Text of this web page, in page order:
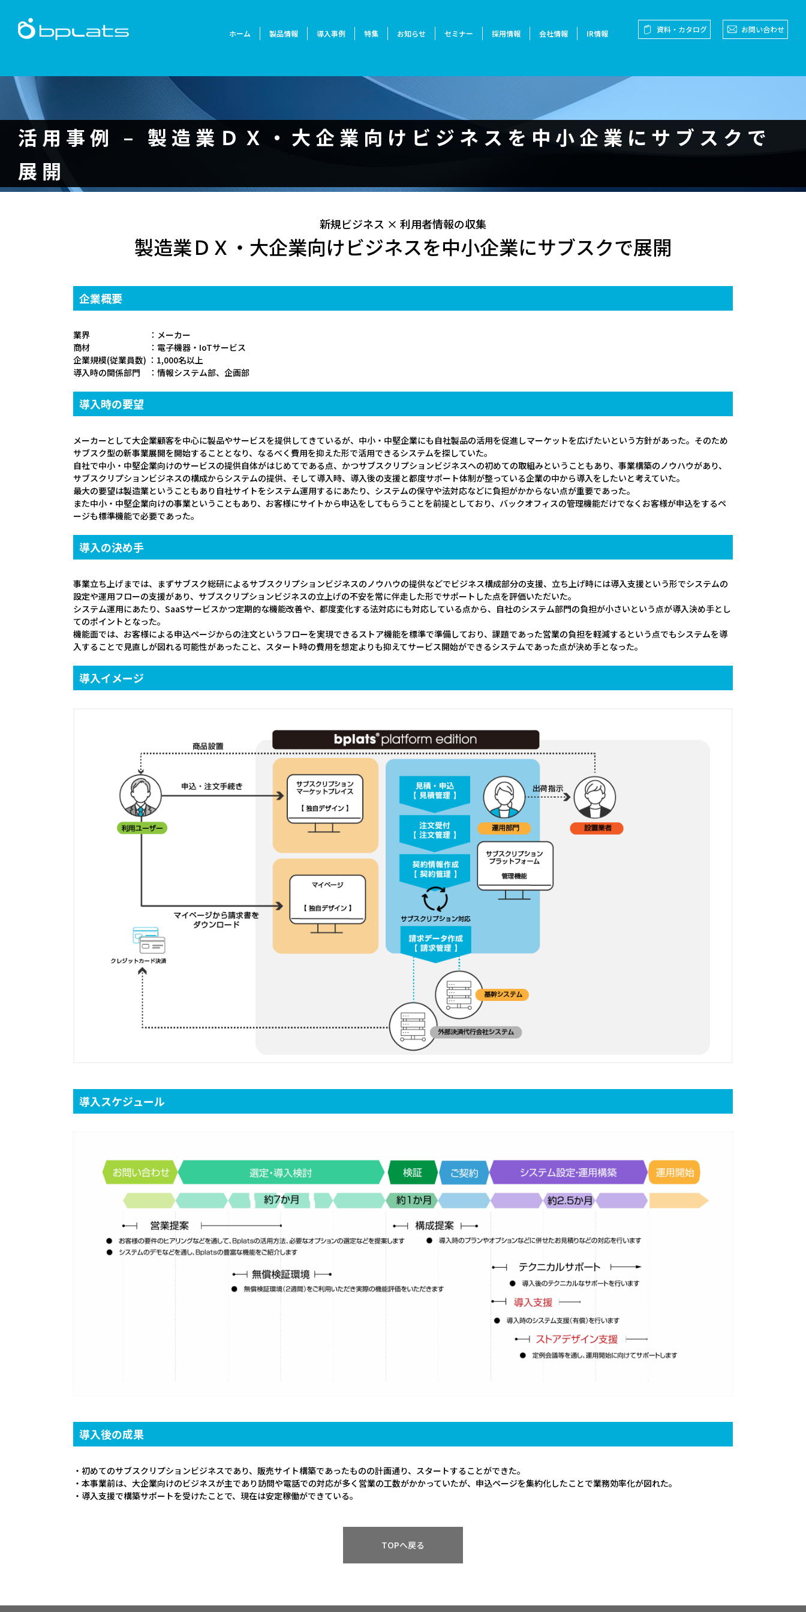
資料・カタログ お問い合わせ
ホーム 製品情報 導入事例 特集 お知らせ セミナー 採用情報 会社情報 IR情報
活用事例 – 製造業ＤＸ・大企業向けビジネスを中小企業にサブスクで
展開
新規ビジネス × 利用者情報の収集
製造業ＤＸ・大企業向けビジネスを中小企業にサブスクで展開
企業概要
業界 ：メーカー
商材 ：電子機器・IoTサービス
企業規模(従業員数) ：1,000名以上
導入時の関係部門 ：情報システム部、企画部
導入時の要望
メーカーとして大企業顧客を中心に製品やサービスを提供してきているが、中小・中堅企業にも自社製品の活用を促進しマーケットを広げたいという方針があった。そのため
サブスク型の新事業展開を開始することとなり、なるべく費用を抑えた形で活用できるシステムを探していた。
自社で中小・中堅企業向けのサービスの提供自体がはじめてである点、かつサブスクリプションビジネスへの初めての取組みということもあり、事業構築のノウハウがあり、
サブスクリプションビジネスの構成からシステムの提供、そして導入時、導入後の支援と都度サポート体制が整っている企業の中から導入をしたいと考えていた。
最大の要望は製造業ということもあり自社サイトをシステム運用するにあたり、システムの保守や法対応などに負担がかからない点が重要であった。
また中小・中堅企業向けの事業ということもあり、お客様にサイトから申込をしてもらうことを前提としており、バックオフィスの管理機能だけでなくお客様が申込をするペ
ージも標準機能で必要であった。
導入の決め手
事業立ち上げまでは、まずサブスク総研によるサブスクリプションビジネスのノウハウの提供などでビジネス構成部分の支援、立ち上げ時には導入支援という形でシステムの
設定や運用フローの支援があり、サブスクリプションビジネスの立上げの不安を常に伴走した形でサポートした点を評価いただいた。
システム運用にあたり、SaaSサービスかつ定期的な機能改善や、都度変化する法対応にも対応している点から、自社のシステム部門の負担が小さいという点が導入決め手とし
てのポイントとなった。
機能面では、お客様による申込ページからの注文というフローを実現できるストア機能を標準で準備しており、課題であった営業の負担を軽減するという点でもシステムを導
入することで見直しが図れる可能性があったこと、スタート時の費用を想定よりも抑えてサービス開始ができるシステムであった点が決め手となった。
導入イメージ
導入スケジュール
導入後の成果
・初めてのサブスクリプションビジネスであり、販売サイト構築であったものの計画通り、スタートすることができた。
・本事業前は、大企業向けのビジネスが主であり訪問や電話での対応が多く営業の工数がかかっていたが、申込ページを集約化したことで業務効率化が図れた。
・導入支援で構築サポートを受けたことで、現在は安定稼働ができている。
TOPへ戻る